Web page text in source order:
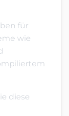
für
wie
diese